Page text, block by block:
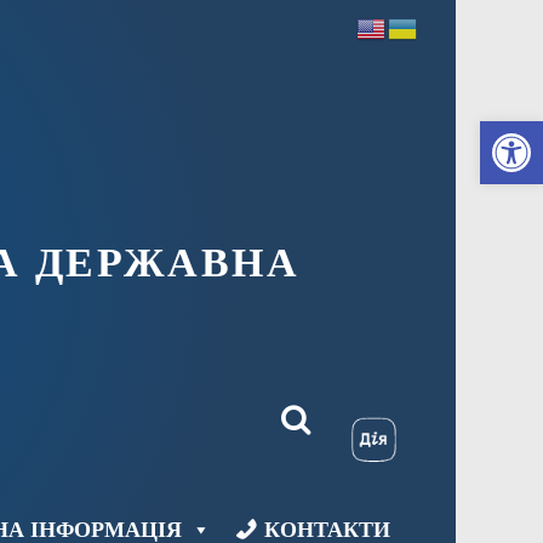
ДЕРЖАВНА
ІНФОРМАЦІЯ КОНТАКТИ